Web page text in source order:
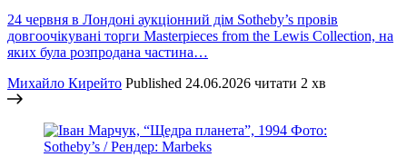
24 червня в Лондоні аукціонний дім Sotheby’s провів
довгоочікувані торги Masterpieces from the Lewis Collection, на
яких була розпродана частина…
Михайло Кирейто Published 24.06.2026 читати 2 хв